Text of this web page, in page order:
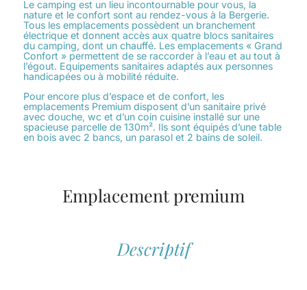
Le camping est un lieu incontournable pour vous, la
nature et le confort sont au rendez-vous à la Bergerie.
Tous les emplacements possèdent un branchement
électrique et donnent accès aux quatre blocs sanitaires
du camping, dont un chauffé. Les emplacements « Grand
Confort » permettent de se raccorder à l’eau et au tout à
l’égout. Equipements sanitaires adaptés aux personnes
handicapées ou à mobilité réduite.
Pour encore plus d’espace et de confort, les
emplacements Premium disposent d’un sanitaire privé
avec douche, wc et d’un coin cuisine installé sur une
spacieuse parcelle de 130m². Ils sont équipés d’une table
en bois avec 2 bancs, un parasol et 2 bains de soleil.
Emplacement premium
Descriptif